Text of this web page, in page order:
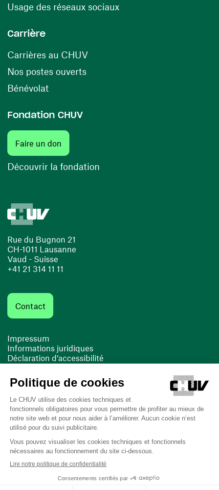
Rue du Bugnon 21
CH-1011 Lausanne
Vaud - Suisse
+41 21 314 11 11
Contact
Impressum
Informations juridiques
Déclaration d’accessibilité
Cookies
(ouvre une nouvelle fenêtre)
(ouvre une nouvelle fenêtre)
Usage des réseaux sociaux(ouvre une nouvelle
Carrière
Carrières au CHUV(ouvre une nouvelle fenêtre)
Nos postes ouverts(ouvre une nouvelle fenêtre)
Bénévolat
Fondation CHUV
Faire un don
Découvrir la fondation